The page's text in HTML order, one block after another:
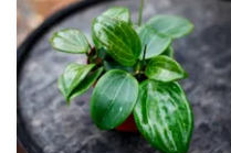
Jord
Luftfuktighet